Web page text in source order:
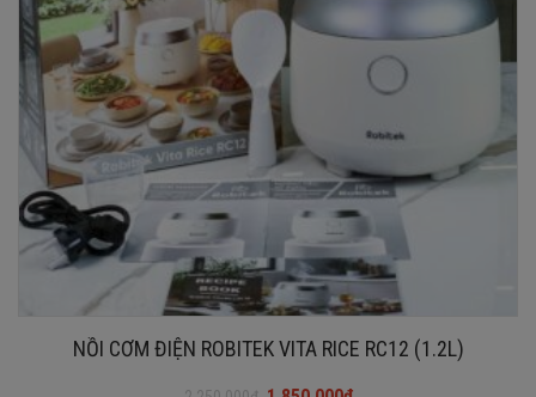
NỒI CƠM ĐIỆN ROBITEK VITA RICE RC12 (1.2L)